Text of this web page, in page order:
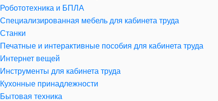
Робототехника и БПЛА
Специализированная мебель для кабинета труда
Станки
Печатные и интерактивные пособия для кабинета труда
Интернет вещей
Инструменты для кабинета труда
Кухонные принадлежности
Бытовая техника